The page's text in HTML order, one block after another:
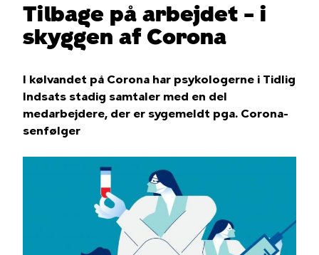
Tilbage på arbejdet – i
skyggen af Corona
I kølvandet på Corona har psykologerne i Tidlig
Indsats stadig samtaler med en del
medarbejdere, der er sygemeldt pga. Corona-
senfølger